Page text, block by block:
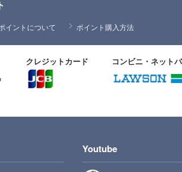
イントについて ポイント購入方法
クレジットカード コンビニ・ネット
Youtube